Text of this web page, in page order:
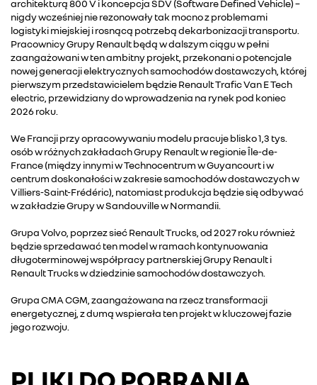
architekturą 800 V i koncepcja SDV (Software Defined Vehicle) –
nigdy wcześniej nie rezonowały tak mocno z problemami
logistyki miejskiej i rosnącą potrzebą dekarbonizacji transportu.
Pracownicy Grupy Renault będą w dalszym ciągu w pełni
zaangażowani w ten ambitny projekt, przekonani o potencjale
nowej generacji elektrycznych samochodów dostawczych, której
pierwszym przedstawicielem będzie Renault Trafic Van E Tech
electric, przewidziany do wprowadzenia na rynek pod koniec
2026 roku.
We Francji przy opracowywaniu modelu pracuje blisko 1,3 tys.
osób w różnych zakładach Grupy Renault w regionie Île-de-
France (między innymi w Technocentrum w Guyancourt i w
centrum doskonałości w zakresie samochodów dostawczych w
Villiers-Saint-Frédéric), natomiast produkcja będzie się odbywać
w zakładzie Grupy w Sandouville w Normandii.
Grupa Volvo, poprzez sieć Renault Trucks, od 2027 roku również
będzie sprzedawać ten model w ramach kontynuowania
długoterminowej współpracy partnerskiej Grupy Renault i
Renault Trucks w dziedzinie samochodów dostawczych.
Grupa CMA CGM, zaangażowana na rzecz transformacji
energetycznej, z dumą wspierała ten projekt w kluczowej fazie
jego rozwoju.